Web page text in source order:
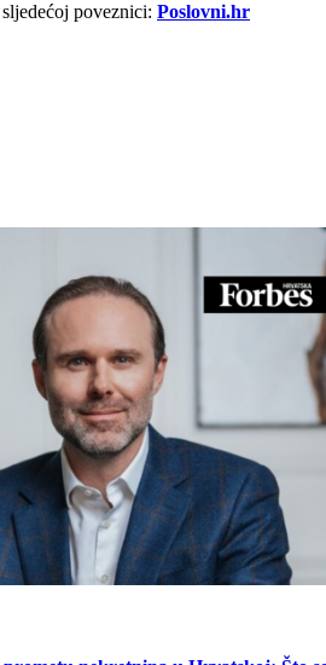
poveznici: Poslovni.hr